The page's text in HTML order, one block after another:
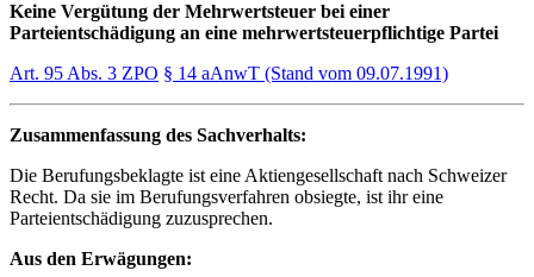
Keine Vergütung der Mehrwertsteuer bei einer
Parteientschädigung an eine mehrwertsteuerpflichtige Partei
Art. 95 Abs. 3 ZPO § 14 aAnwT (Stand vom 09.07.1991)
Zusammenfassung des Sachverhalts:
Die Berufungsbeklagte ist eine Aktiengesellschaft nach Schweizer
Recht. Da sie im Berufungsverfahren obsiegte, ist ihr eine
Parteientschädigung zuzusprechen.
Aus den Erwägungen: